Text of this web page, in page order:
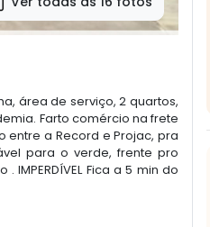
área de serviço, 2 quartos,
Farto comércio na frete
a Record e Projac, pra
para o verde, frente pro
Fica a 5 min do